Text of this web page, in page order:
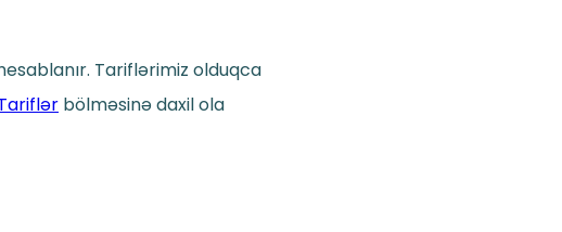
Tariflərimiz olduqca
bölməsinə daxil ola